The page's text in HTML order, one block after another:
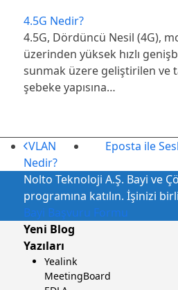
4.5G Nedir?
4.5G, Dördüncü Nesil (4G),
üzerinden yüksek hızlı
sunmak üzere geliştirilen ve
şebeke yapısına…
önceki
gönderi:
VLAN
Nedir?
sonraki
Eposta ile
Nolto Teknoloji A.Ş. Bayi ve
programına katılın. İşinizi
Bayi Başvuru Formu
Yeni Blog
Yazıları
Yealink
MeetingBoard